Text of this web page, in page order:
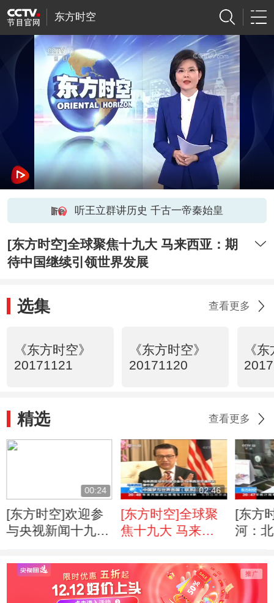
东方时空
听王立群讲历史 千古一帝秦始皇
[东方时空]全球聚焦十九大 马来西亚：期
待中国继续引领世界发展
选集 查看更多
《东方时空》
20171121
《东方时空》
20171120
《
精选 查看更多
00:24
[东方时空]欢迎参
与央视新闻十九大
02:46
[东方时空]全球聚
焦十九大 马来西
引领世界发展
[东方
河：
补贴